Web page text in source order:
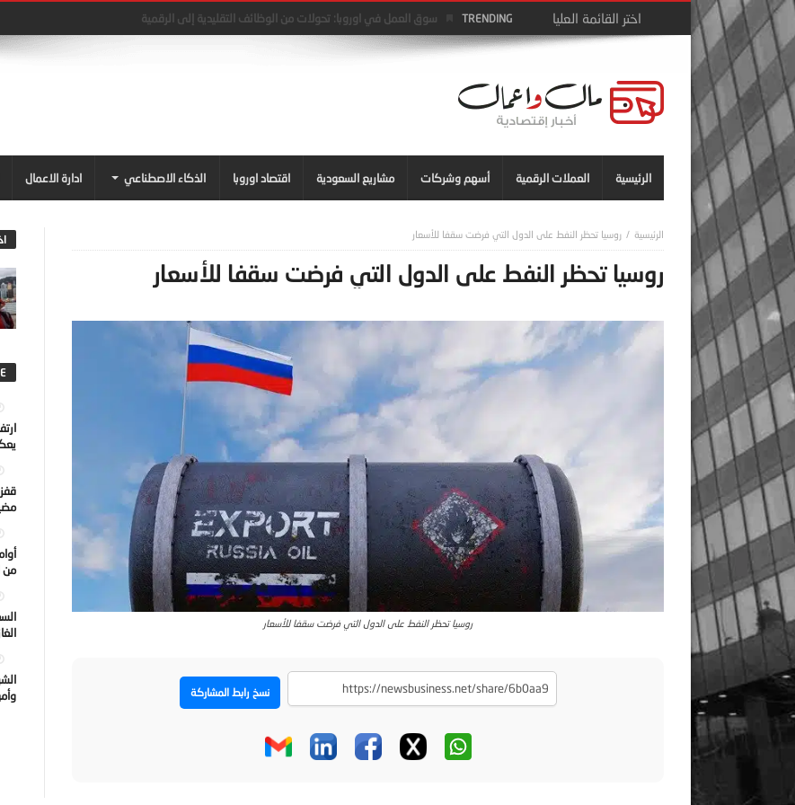
TRENDING سوق العمل في اوروبا: تحولات من الوظائف التقليدية إلى الرقمية
الرئيسية العملات الرقمية أسهم وشركات مشاريع السعودية اقتصاد اوروبا الذكاء الاصطناعي ادارة الاعمال
روسيا تحظر النفط على الدول التي فرضت سقفا للأسعار
روسيا تحظر النفط على الدول التي فرضت سقفا للأسعار
روسيا تحظر النفط على الدول التي فرضت سقفا للأسعار
نسخ رابط المشاركة
من